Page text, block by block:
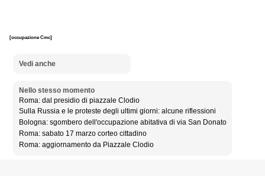
[occupazione Cmc]
Vedi anche
Nello stesso momento
Roma: dal presidio di piazzale Clodio
Sulla Russia e le proteste degli ultimi giorni: alcune riflessioni
Bologna: sgombero dell'occupazione abitativa di via San Donato
Roma: sabato 17 marzo corteo cittadino
Roma: aggiornamento da Piazzale Clodio